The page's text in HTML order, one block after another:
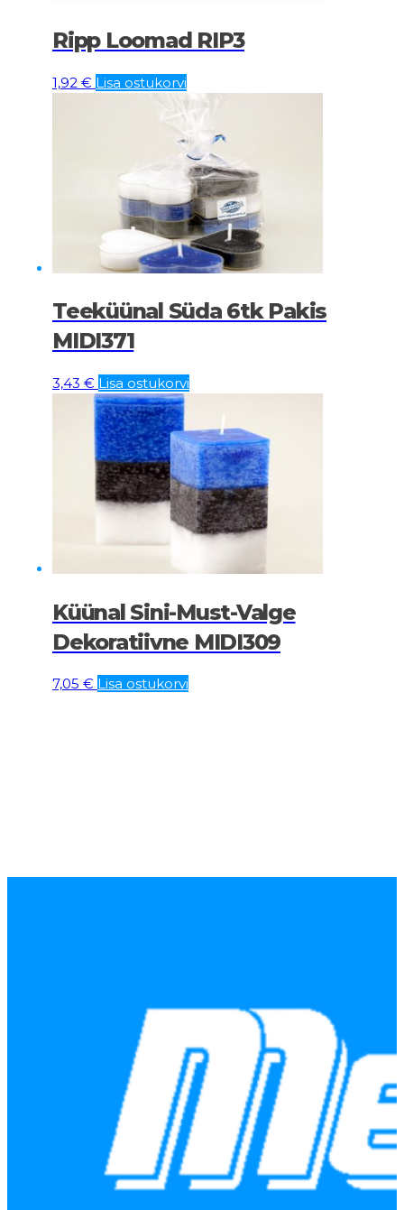
Ripp Loomad RIP3
1,92 € Lisa ostukorvi
Teeküünal Süda 6tk Pakis
MIDI371
3,43 € Lisa ostukorvi
Küünal Sini-Must-Valge
Dekoratiivne MIDI309
7,05 € Lisa ostukorvi